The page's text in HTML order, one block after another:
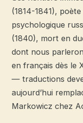
(1814-1841),
psychologique
(1840), mort en
dont nous
en français dès le
— traductions
aujourd’hui
Markowicz chez